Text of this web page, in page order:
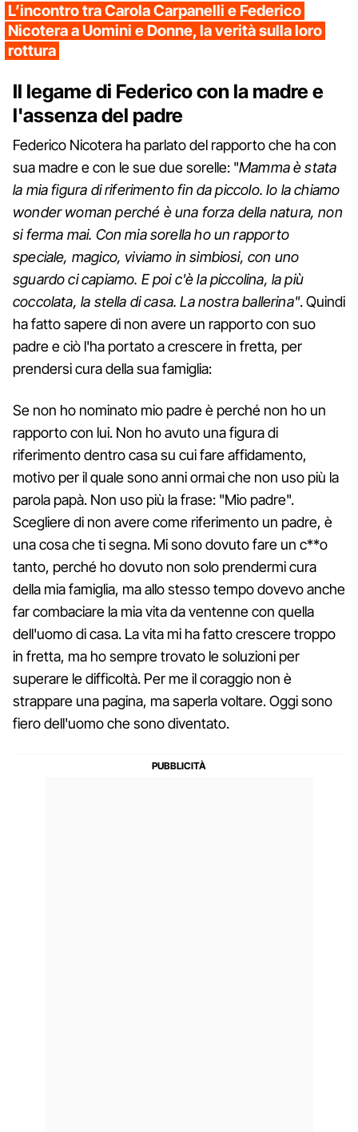
L’incontro tra Carola Carpanelli e Federico
Nicotera a Uomini e Donne, la verità sulla loro
rottura
Il legame di Federico con la madre e
l'assenza del padre
Federico Nicotera ha parlato del rapporto che ha con
sua madre e con le sue due sorelle: "Mamma è stata
la mia figura di riferimento fin da piccolo. Io la chiamo
wonder woman perché è una forza della natura, non
si ferma mai. Con mia sorella ho un rapporto
speciale, magico, viviamo in simbiosi, con uno
sguardo ci capiamo. E poi c'è la piccolina, la più
coccolata, la stella di casa. La nostra ballerina". Quindi
ha fatto sapere di non avere un rapporto con suo
padre e ciò l'ha portato a crescere in fretta, per
prendersi cura della sua famiglia:
Se non ho nominato mio padre è perché non ho un
rapporto con lui. Non ho avuto una figura di
riferimento dentro casa su cui fare affidamento,
motivo per il quale sono anni ormai che non uso più la
parola papà. Non uso più la frase: "Mio padre".
Scegliere di non avere come riferimento un padre, è
una cosa che ti segna. Mi sono dovuto fare un c**o
tanto, perché ho dovuto non solo prendermi cura
della mia famiglia, ma allo stesso tempo dovevo anche
far combaciare la mia vita da ventenne con quella
dell'uomo di casa. La vita mi ha fatto crescere troppo
in fretta, ma ho sempre trovato le soluzioni per
superare le difficoltà. Per me il coraggio non è
strappare una pagina, ma saperla voltare. Oggi sono
fiero dell'uomo che sono diventato.